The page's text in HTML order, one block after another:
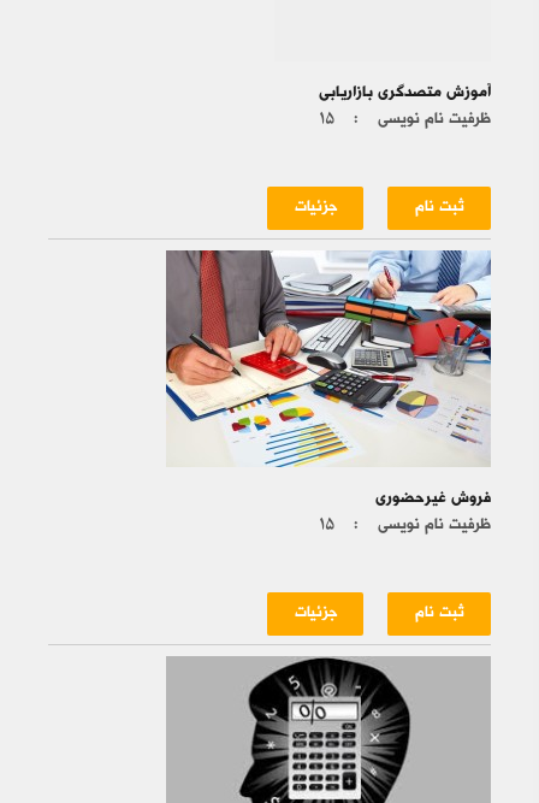
آموزش متصدگری بازاریابی
ظرفیت نام نویسی : ۱۵
ثبت نام جزئیات
فروش غیرحضوری
ظرفیت نام نویسی : ۱۵
ثبت نام جزئیات